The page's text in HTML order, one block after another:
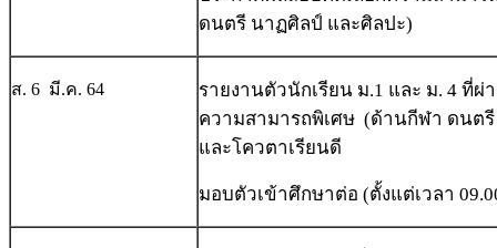
ดนตรี นาฏศิลป์ และศิลปะ)
ส. 6 มี.ค. 64
รายงานตัวนักเรียน ม.1 และ ม. 4 ที่
ความสามารถพิเศษ (ด้านกีฬา ดนต
และโควตาเรียนดี
มอบตัวเข้าศึกษาต่อ (ตั้งแต่เวลา